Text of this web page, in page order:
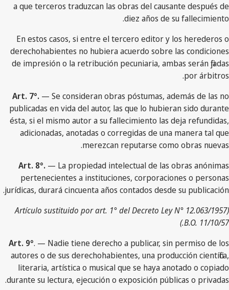
a que terceros traduzcan las obras del causante después de
diez años de su fallecimiento.
En estos casos, si entre el tercero editor y los herederos o
derechohabientes no hubiera acuerdo sobre las condiciones
de impresión o la retribución pecuniaria, ambas serán fijadas
por árbitros.
Art. 7°. — Se consideran obras póstumas, además de las no
publicadas en vida del autor, las que lo hubieran sido durante
ésta, si el mismo autor a su fallecimiento las deja refundidas,
adicionadas, anotadas o corregidas de una manera tal que
merezcan reputarse como obras nuevas.
Art. 8°. — La propiedad intelectual de las obras anónimas
pertenecientes a instituciones, corporaciones o personas
jurídicas, durará cincuenta años contados desde su publicación.
(Artículo sustituido por art. 1° del Decreto Ley N° 12.063/1957
B.O. 11/10/57.)
Art. 9°. — Nadie tiene derecho a publicar, sin permiso de los
autores o de sus derechohabientes, una producción científica,
literaria, artística o musical que se haya anotado o copiado
durante su lectura, ejecución o exposición públicas o privadas.